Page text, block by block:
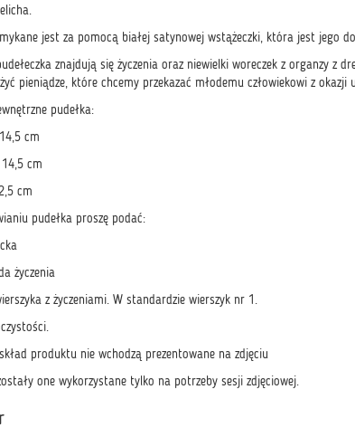
jest za pomocą białej satynowej wstążeczki, która jest jego
znajdują się życzenia oraz niewielki woreczek z organzy z
pieniądze, które chcemy przekazać młodemu człowiekowi z okazji
pudełka:
cm
14,5 cm
cm
pudełka proszę podać:
życzenia
z życzeniami. W standardzie wierszyk nr 1.
skład produktu nie wchodzą prezentowane na zdjęciu
one wykorzystane tylko na potrzeby sesji zdjęciowej.